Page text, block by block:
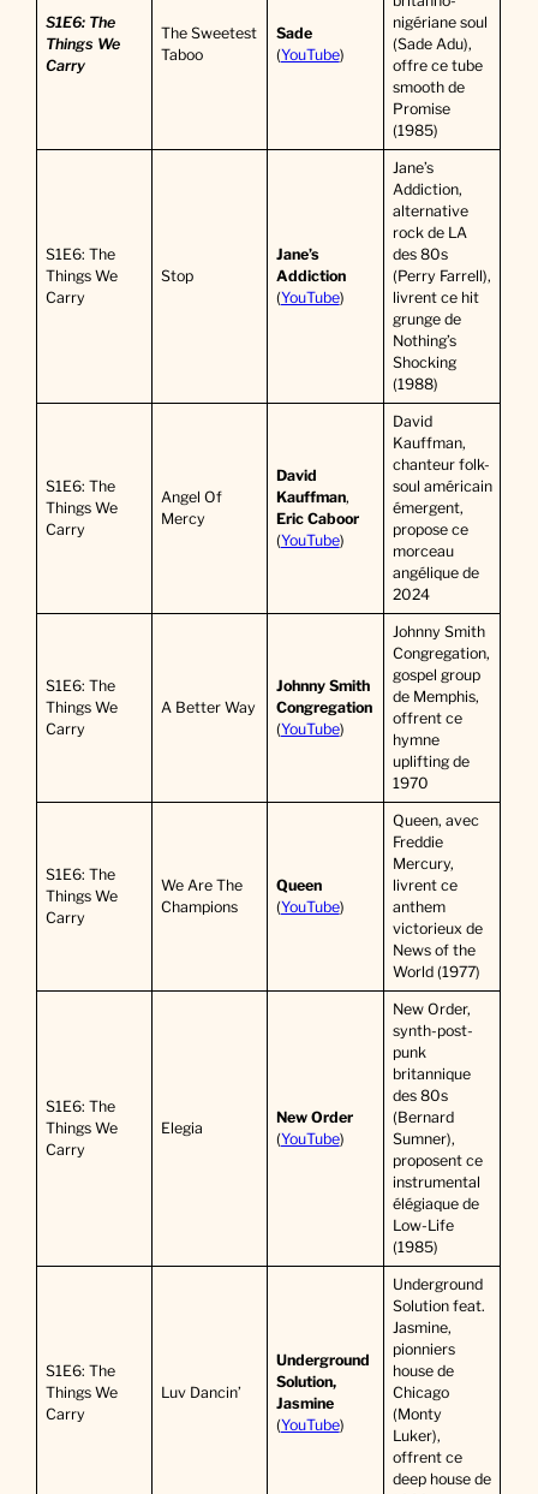
S1E6: The
Things We
Carry
The Sweetest
Taboo
Sade
(YouTube)
nigériane soul
(Sade Adu),
offre ce tube
smooth de
Promise
(1985)
S1E6: The
Things We
Carry
Stop
Jane’s
Addiction
(YouTube)
Jane’s
Addiction,
alternative
rock de LA
des 80s
(Perry Farrell),
livrent ce hit
grunge de
Nothing’s
Shocking
(1988)
S1E6: The
Things We
Carry
Angel Of
Mercy
David
Kauffman,
Eric Caboor
(YouTube)
David
Kauffman,
chanteur folk-
soul américain
émergent,
propose ce
morceau
angélique de
2024
S1E6: The
Things We
Carry
A Better Way
Johnny Smith
Congregation
(YouTube)
Johnny Smith
Congregation,
gospel group
de Memphis,
offrent ce
hymne
uplifting de
1970
S1E6: The
Things We
Carry
We Are The
Champions
Queen
(YouTube)
Queen, avec
Freddie
Mercury,
livrent ce
anthem
victorieux de
News of the
World (1977)
S1E6: The
Things We
Carry
Elegia
New Order
(YouTube)
New Order,
synth-post-
punk
britannique
des 80s
(Bernard
Sumner),
proposent ce
instrumental
élégiaque de
Low-Life
(1985)
S1E6: The
Things We
Carry
Luv Dancin’
Underground
Solution,
Jasmine
(YouTube)
Underground
Solution feat.
Jasmine,
pionniers
house de
Chicago
(Monty
Luker),
offrent ce
deep house de